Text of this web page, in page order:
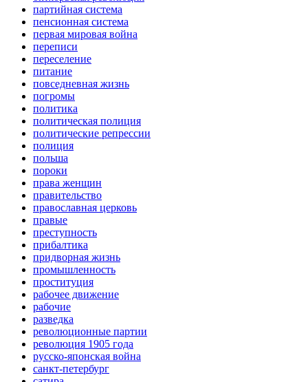
партийная система
пенсионная система
первая мировая война
переписи
переселение
питание
повседневная жизнь
погромы
политика
политическая полиция
политические репрессии
полиция
польша
пороки
права женщин
правительство
православная церковь
правые
преступность
прибалтика
придворная жизнь
промышленность
проституция
рабочее движение
рабочие
разведка
революционные партии
революция 1905 года
русско-японская война
санкт-петербург